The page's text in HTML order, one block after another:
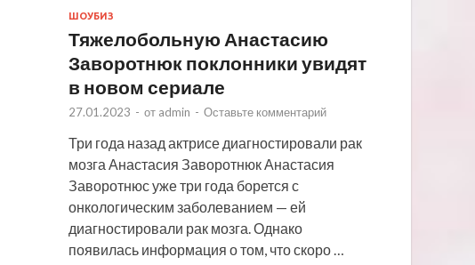
ШОУБИЗ
Тяжелобольную Анастасию
Заворотнюк поклонники увидят
в новом сериале
27.01.2023 - от admin - Оставьте комментарий
Три года назад актрисе диагностировали рак
мозга Анастасия Заворотнюк Анастасия
Заворотнюс уже три года борется с
онкологическим заболеванием — ей
диагностировали рак мозга. Однако
появилась информация о том, что скоро …